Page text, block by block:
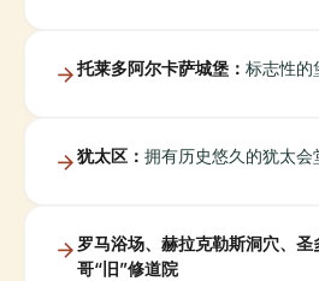
托莱多阿尔卡萨城堡： 标志性的
犹太区： 拥有历史悠久的犹太会
罗马浴场、赫拉克勒斯洞穴、圣
哥“旧”修道院